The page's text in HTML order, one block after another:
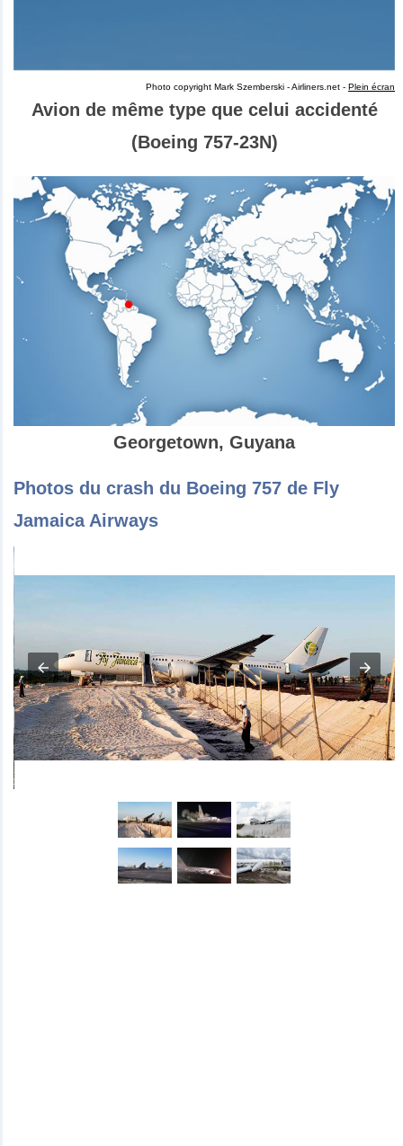
Photo copyright Mark Szemberski - Airliners.net - Plein écran
Avion de même type que celui accidenté
(Boeing 757-23N)
Georgetown, Guyana
Photos du crash du Boeing 757 de Fly
Jamaica Airways